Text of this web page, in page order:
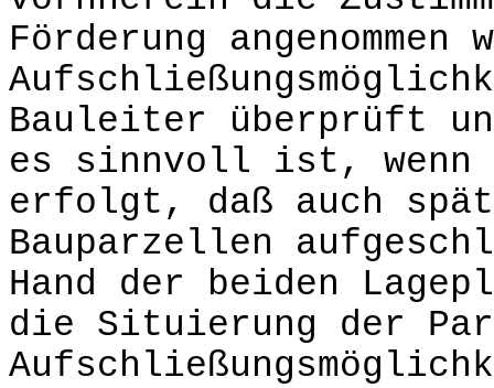
Förderung
Bauleiter überprüft
es sinnvoll ist, wenn
erfolgt, daß auch
Bauparzellen
Hand der beiden
die Situierung der